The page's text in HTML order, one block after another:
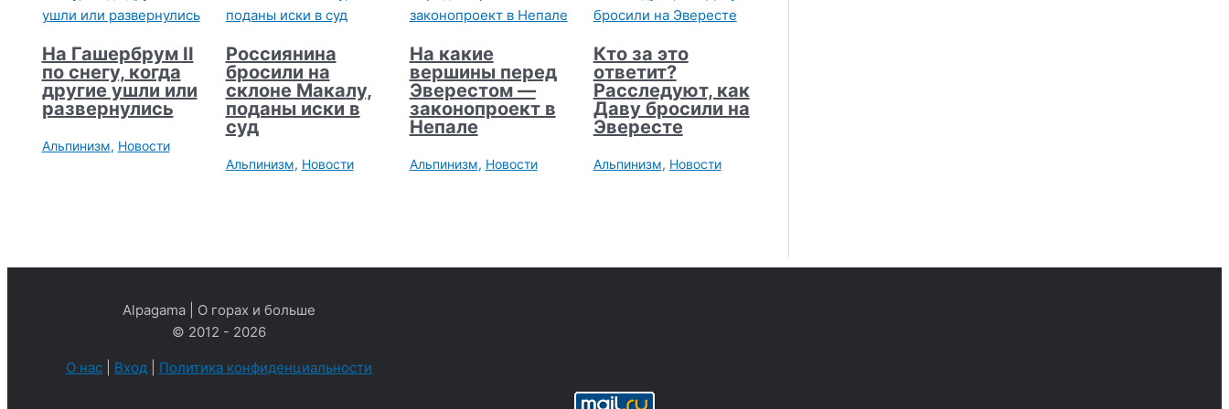
На Гашербрум II
по снегу, когда
другие ушли или
развернулись
Альпинизм, Новости
Россиянина
бросили на
склоне Макалу,
поданы иски в
суд
Альпинизм, Новости
На какие
вершины перед
Эверестом —
законопроект в
Непале
Альпинизм, Новости
Кто за это
ответит?
Расследуют, как
Даву бросили на
Эвересте
Альпинизм, Новости
Alpagama | О горах и больше
© 2012 - 2026
О нас Вход Политика конфиденциальности